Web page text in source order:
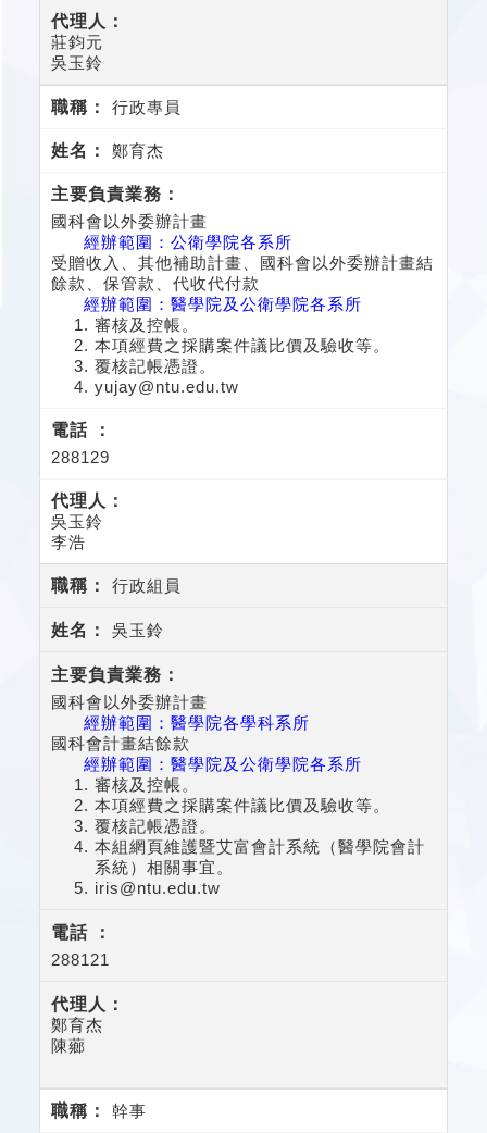
莊鈞元
吳玉鈴
行政專員
鄭育杰
國科會以外委辦計畫
經辦範圍：公衛學院各系所
受贈收入、其他補助計畫、國科會以外委辦計畫結
餘款、保管款、代收代付款
經辦範圍： 醫學院及公衛學院各系所
審核及控帳。
本項經費之採購案件議比價及驗收等。
覆核記帳憑證。
yujay@ntu.edu.tw
288129
吳玉鈴
李浩
行政組員
吳玉鈴
國科會以外委辦計畫
經辦範圍：醫學院各學科系所
國科會計畫結餘款
經辦範圍：醫學院及公衛學院各系所
審核及控帳。
本項經費之採購案件議比價及驗收等。
覆核記帳憑證。
本組網頁維護暨艾富會計系統（醫學院會計
系統）相關事宜。
iris@ntu.edu.tw
288121
鄭育杰
陳薌
幹事